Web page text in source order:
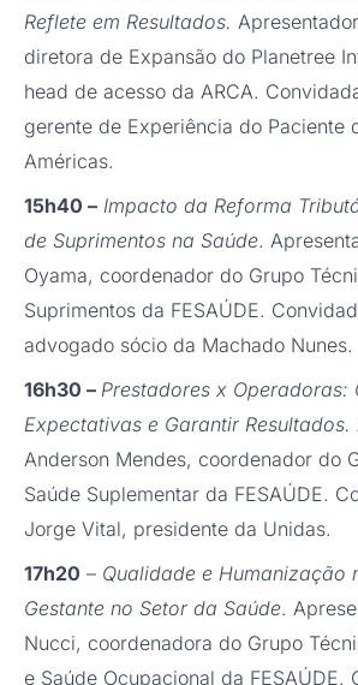
Reflete em Resultados.
diretora de Expansão do Planetree
head de acesso da ARCA.
gerente de Experiência do Paciente
Américas.
15h40 – Impacto da Reforma
de Suprimentos na Saúde.
Oyama, coordenador do Grupo
Suprimentos da FESAÚDE.
advogado sócio da Machado Nunes.
16h30 – Prestadores x Operadoras:
Expectativas e Garantir Resultados.
Anderson Mendes, coordenador do
Saúde Suplementar da FESAÚDE.
Jorge Vital, presidente da Unidas.
17h20 – Qualidade e Humanização
Gestante no Setor da Saúde.
Nucci, coordenadora do Grupo
e Saúde Ocupacional da FESAÚDE.